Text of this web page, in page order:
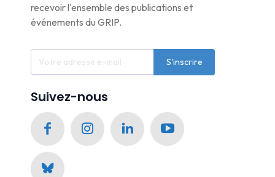
recevoir l'ensemble des publications et
événements du GRIP.
S'inscrire
Suivez-nous